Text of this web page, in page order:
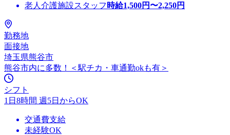
老人介護施設スタッフ 時給1,500円〜2,250円
勤務地
面接地
埼玉県熊谷市
熊谷市内に多数！＜駅チカ・車通勤okも有＞
シフト
1日8時間 週5日からOK
交通費支給
未経験OK